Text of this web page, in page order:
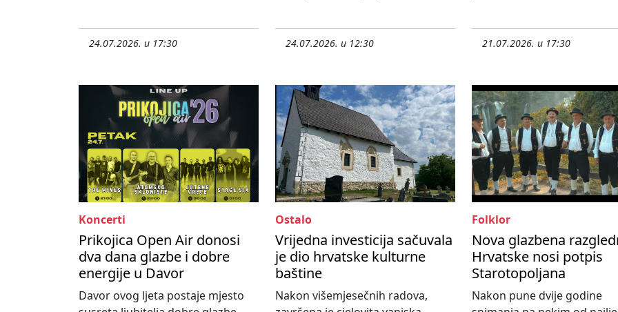
24.07.2026. u 17:30 24.07.2026. u 12:30 21.07.2026. u 17:30
Koncerti
Prikojica Open Air donosi
dva dana glazbe i dobre
energije u Davor
Davor ovog ljeta postaje mjesto
Ostalo
Vrijedna investicija sačuvala
je dio hrvatske kulturne
baštine
Nakon višemjesečnih radova,
Folklor
Nova glazbena
Hrvatske nosi potpis
Starotopoljana
Nakon pune dvije godine